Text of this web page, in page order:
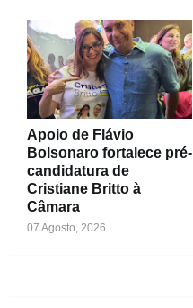
Apoio de Flávio
Bolsonaro fortalece pré-
candidatura de
Cristiane Britto à
Câmara
07 Agosto, 2026